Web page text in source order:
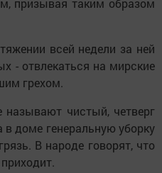
призывая таким образом
всей недели за ней
- отвлекаться на мирские
грехом.
называют чистый, четверг
в доме генеральную уборку
В народе говорят, что